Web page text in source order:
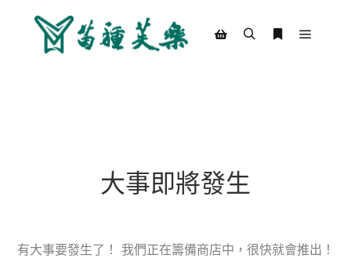
大事即將發生
有大事要發生了！ 我們正在籌備商店中，很快就會推出！